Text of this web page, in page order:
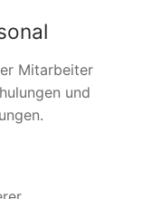
Mitarbeiter
und